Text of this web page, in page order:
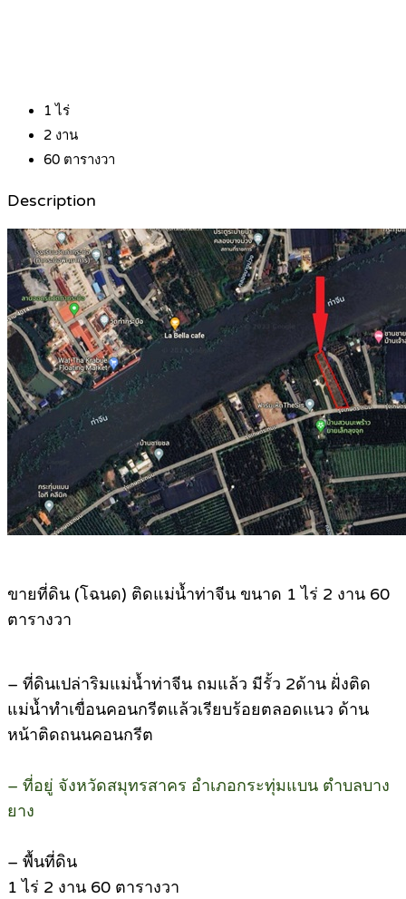
1 ไร่
2 งาน
60 ตารางวา
Description
ขายที่ดิน (โฉนด) ติดแม่น้ำท่าจีน ขนาด 1 ไร่ 2 งาน 60
ตารางวา
– ที่ดินเปล่าริมแม่น้ำท่าจีน ถมแล้ว มีรั้ว 2ด้าน ฝั่งติด
แม่น้ำทำเขื่อนคอนกรีตแล้วเรียบร้อยตลอดแนว ด้าน
หน้าติดถนนคอนกรีต
– ที่อยู่ จังหวัดสมุทรสาคร อำเภอกระทุ่มแบน ตำบลบาง
ยาง
– พื้นที่ดิน
1 ไร่ 2 งาน 60 ตารางวา